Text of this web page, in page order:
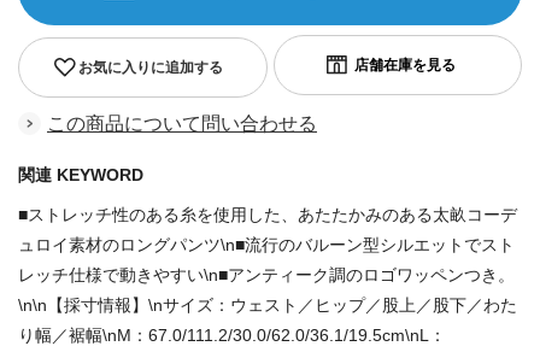
お気に入りに追加する
この商品について問い合わせる
関連 KEYWORD
■ストレッチ性のある糸を使用した、あたたかみのある太畝コーデ
ュロイ素材のロングパンツ\n■流行のバルーン型シルエットでスト
レッチ仕様で動きやすい\n■アンティーク調のロゴワッペンつき。
\n\n【採寸情報】\nサイズ：ウェスト／ヒップ／股上／股下／わた
り幅／裾幅\nM：67.0/111.2/30.0/62.0/36.1/19.5cm\nL：